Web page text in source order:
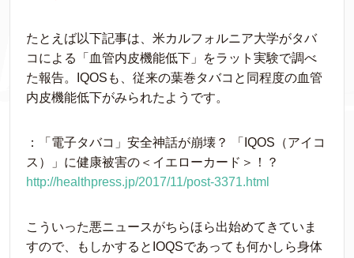
たとえば以下記事は、米カルフォルニア大学がタバ
コによる「血管内皮機能低下」をラット実験で調べ
た報告。IQOSも、従来の葉巻タバコと同程度の血管
内皮機能低下がみられたようです。
：「電子タバコ」安全神話が崩壊？ 「IQOS（アイコ
ス）」に健康被害の＜イエローカード＞！？
http://healthpress.jp/2017/11/post-3371.html
こういった悪ニュースがちらほら出始めてきていま
すので、もしかするとIOQSであっても何かしら身体